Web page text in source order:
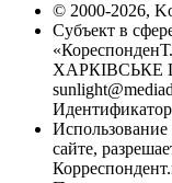
© 2000-2026,
Субъект в
ХАРКІВСЬКЕ
сайте,